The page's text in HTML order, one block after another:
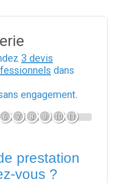
3 devis
dans
engagement.
6 7 8 9 10 11
prestation
vous ?